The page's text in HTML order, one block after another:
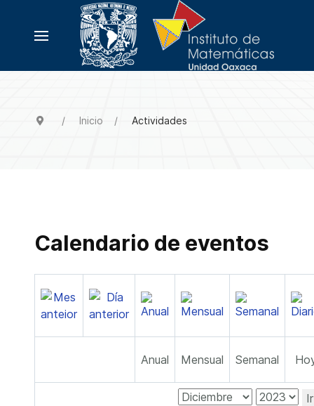
Inicio Actividades
Calendario de eventos
Anual Mensual Semanal